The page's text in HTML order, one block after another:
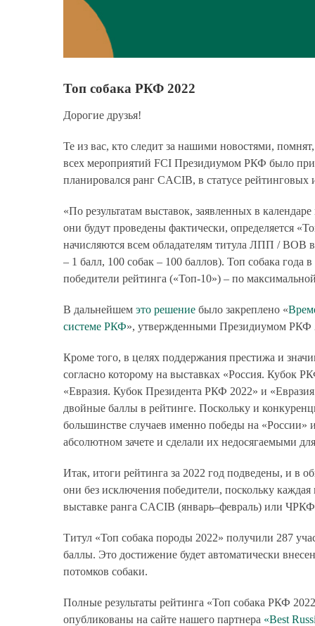
Топ собака РКФ 2022
Дорогие друзья!
Те из вас, кто следит за нашими новостями,
всех мероприятий FCI Президиумом РКФ было
планировался ранг CACIB, в статусе
«По результатам выставок, заявленных в
они будут проведены фактически, определяется
начисляются всем обладателям титула ЛПП / BOB
– 1 балл, 100 собак – 100 баллов). Топ собака года
победители рейтинга («Топ-10») – по
В дальнейшем это решениебыло закреплено «
системе РКФ», утвержденными Президиумом РКФ
Кроме того, в целях поддержания престижа и
согласно которому на выставках «Россия.
«Евразия. Кубок Президента РКФ 2022» и
двойные баллы в рейтинге. Поскольку и
большинстве случаев именно победы на «России»
абсолютном зачете и сделали их недосягаемыми
Итак, итоги рейтинга за 2022 год подведены, и в
они без исключения победители, поскольку
выставке ранга CACIB (январь–февраль) или
Титул «Топ собака породы 2022» получили 287
баллы. Это достижение будет автоматически
потомков собаки.
Полные результаты рейтинга «Топ собака РКФ
опубликованы на сайте нашего партнера «Best